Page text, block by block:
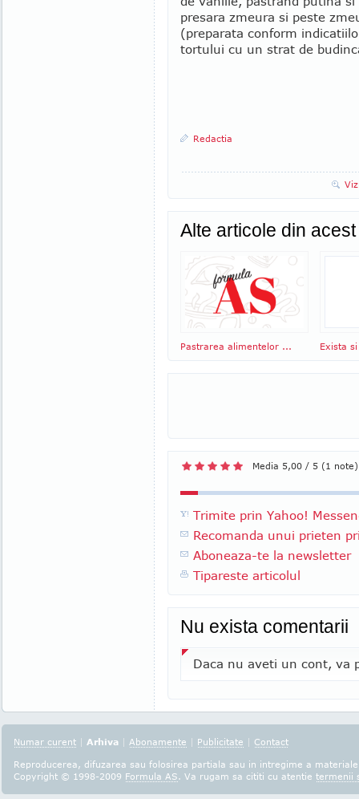
presara zmeura si peste
(preparata conform
tortului cu un strat de
Redactia
Alte articole din
Pastrarea alimentelor ... Exista
Media 5,00 / 5 (1 note)
Trimite prin Yahoo!
Recomanda unui prieten
Aboneaza-te la newsletter
Tipareste articolul
Nu exista comentarii
Daca nu aveti un cont, va
Numar curent | Arhiva | Abonamente | Publicitate | Contact
Reproducerea, difuzarea sau folosirea partiala sau in intregime a
Copyright © 1998-2009 Formula AS. Va rugam sa cititi cu atentie termenii